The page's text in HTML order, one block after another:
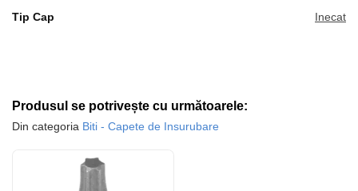
Tip Cap Inecat
Produsul se potrivește cu următoarele:
Din categoria Biti - Capete de Insurubare